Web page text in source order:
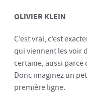
OLIVIER KLEIN
C’est vrai, c’est
qui viennent les voir
certaine, aussi parce
Donc imaginez un
première ligne.